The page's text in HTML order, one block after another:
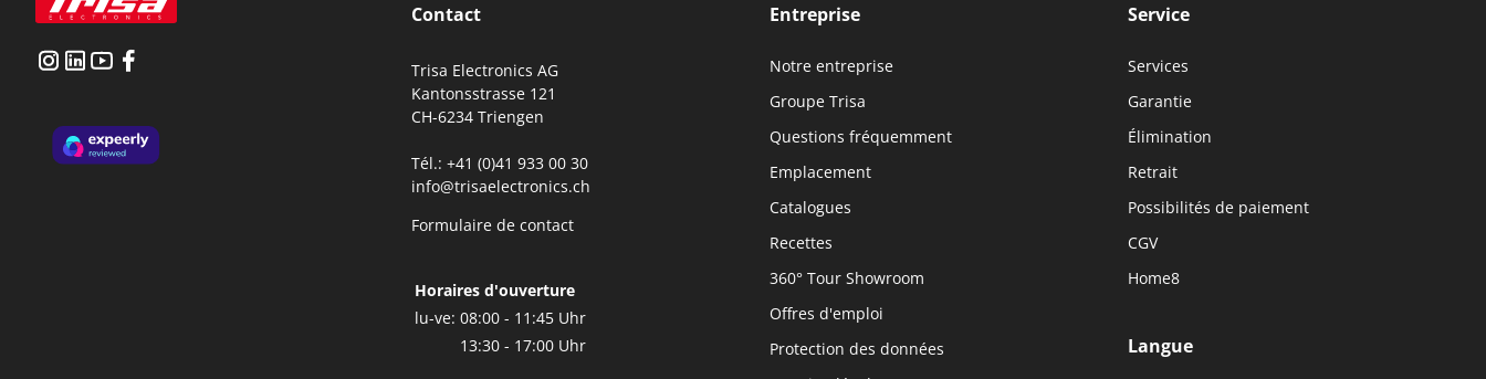
Contact
Trisa Electronics AG
Kantonsstrasse 121
CH-6234 Triengen
Tél.: +41 (0)41 933 00 30
info@trisaelectronics.ch
Formulaire de contact
Horaires d'ouverture
lu-ve: 08:00 - 11:45 Uhr
13:30 - 17:00 Uhr
Entreprise
Notre entreprise
Groupe Trisa
Questions fréquemment
Emplacement
Catalogues
Recettes
360° Tour Showroom
Offres d'emploi
Protection des données
Service
Services
Garantie
Élimination
Retrait
Possibilités de paiement
CGV
Home8
Langue